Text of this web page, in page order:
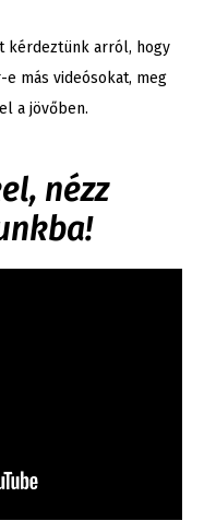
kérdeztünk arról, hogy
más videósokat, meg
a jövőben.
nézz